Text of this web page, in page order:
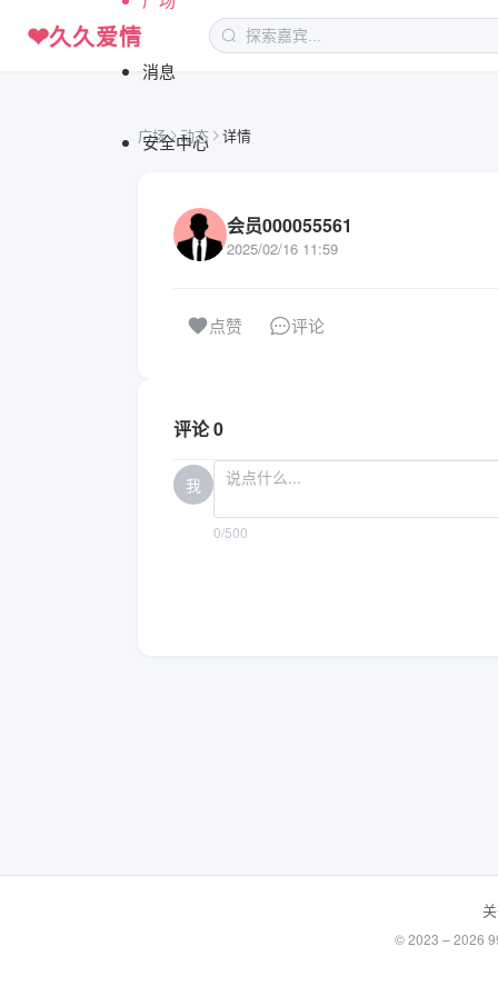
❤久久爱情
消息
安全中心
广场 动态 详情
会员000055561
2025/02/16 11:59
点赞 评论
评论 0
我
0/500
© 2023 – 2026